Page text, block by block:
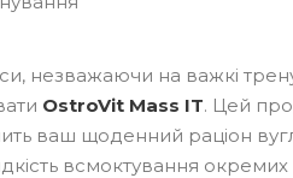
незважаючи на важкі
OstroVit Mass IT. Цей
ваш щоденний раціон
всмоктування окремих